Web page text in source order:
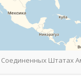
Соединенных Штатах